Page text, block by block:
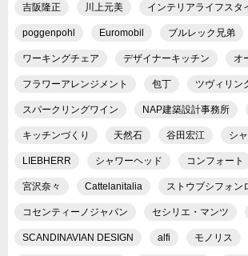
吉阪隆正 川上元美 インテリアライフスタ
poggenpohl Euromobil ブルレック兄弟
ワーキングチェア デザイナーキッチン オ
フラワーアレンジメント 包丁 ツヴィリン
スパークリングワイン NAP建築設計事務所
キッチンづくり 天然石 谷田宏江 シ
LIEBHERR シャワーヘッド コンフォート
宮沢奈々 Cattelanitalia ストウブシフォン
コセンティーノジャパン セシリエ・マンツ
SCANDINAVIAN DESIGN alfi モノリス